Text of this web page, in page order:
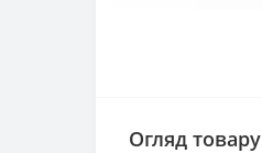
Огляд товару